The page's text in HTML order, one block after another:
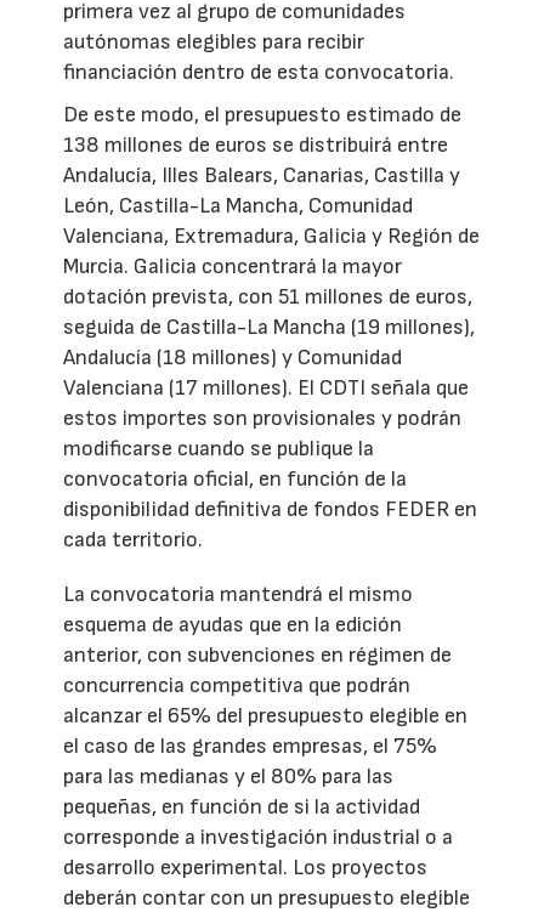
primera vez al grupo de comunidades
autónomas elegibles para recibir
financiación dentro de esta convocatoria.
De este modo, el presupuesto estimado de
138 millones de euros se distribuirá entre
Andalucía, Illes Balears, Canarias, Castilla y
León, Castilla-La Mancha, Comunidad
Valenciana, Extremadura, Galicia y Región de
Murcia. Galicia concentrará la mayor
dotación prevista, con 51 millones de euros,
seguida de Castilla-La Mancha (19 millones),
Andalucía (18 millones) y Comunidad
Valenciana (17 millones). El CDTI señala que
estos importes son provisionales y podrán
modificarse cuando se publique la
convocatoria oficial, en función de la
disponibilidad definitiva de fondos FEDER en
cada territorio.
La convocatoria mantendrá el mismo
esquema de ayudas que en la edición
anterior, con subvenciones en régimen de
concurrencia competitiva que podrán
alcanzar el 65% del presupuesto elegible en
el caso de las grandes empresas, el 75%
para las medianas y el 80% para las
pequeñas, en función de si la actividad
corresponde a investigación industrial o a
desarrollo experimental. Los proyectos
deberán contar con un presupuesto elegible